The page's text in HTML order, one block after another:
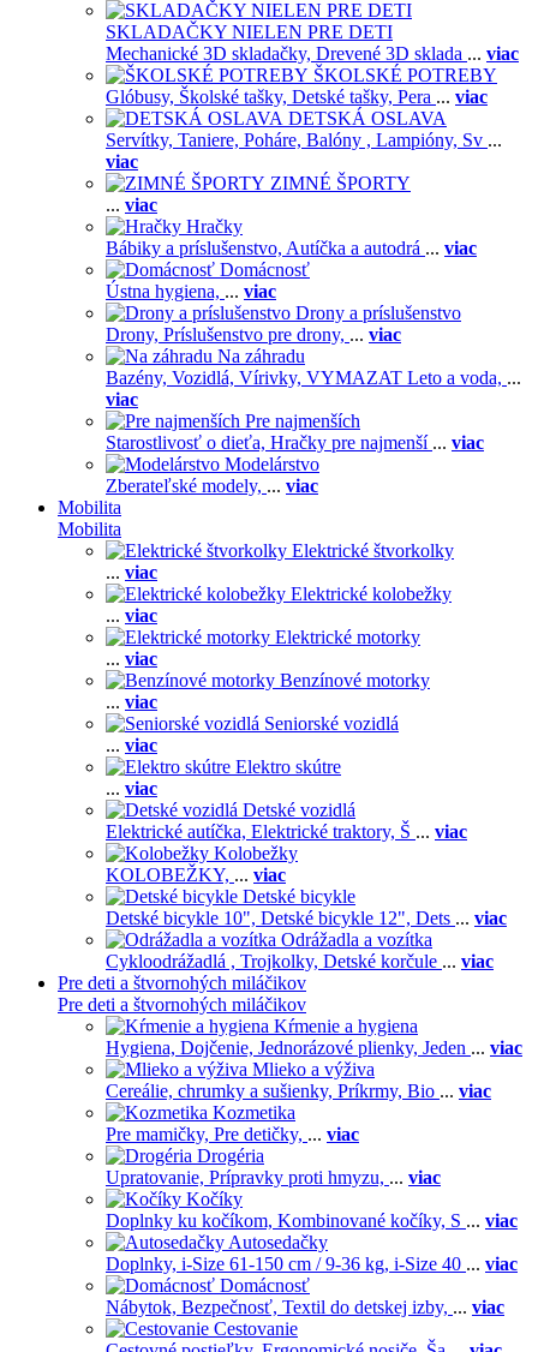
SKLADAČKY NIELEN PRE DETI
Mechanické 3D skladačky, Drevené 3D sklada ... viac
ŠKOLSKÉ POTREBY
Glóbusy, Školské tašky, Detské tašky, Pera ... viac
DETSKÁ OSLAVA
Servítky, Taniere, Poháre, Balóny , Lampióny, Sv ...
viac
ZIMNÉ ŠPORTY
... viac
Hračky
Bábiky a príslušenstvo, Autíčka a autodrá ... viac
Domácnosť
Ústna hygiena, ... viac
Drony a príslušenstvo
Drony, Príslušenstvo pre drony, ... viac
Na záhradu
Bazény, Vozidlá, Vírivky, VYMAZAT Leto a voda, ...
viac
Pre najmenších
Starostlivosť o dieťa, Hračky pre najmenší ... viac
Modelárstvo
Zberateľské modely, ... viac
Mobilita
Mobilita
Elektrické štvorkolky
... viac
Elektrické kolobežky
... viac
Elektrické motorky
... viac
Benzínové motorky
... viac
Seniorské vozidlá
... viac
Elektro skútre
... viac
Detské vozidlá
Elektrické autíčka, Elektrické traktory, Š ... viac
Kolobežky
KOLOBEŽKY, ... viac
Detské bicykle
Detské bicykle 10", Detské bicykle 12", Dets ... viac
Odrážadla a vozítka
Cykloodrážadlá , Trojkolky, Detské korčule ... viac
Pre deti a štvornohých miláčikov
Pre deti a štvornohých miláčikov
Kŕmenie a hygiena
Hygiena, Dojčenie, Jednorázové plienky, Jeden ... viac
Mlieko a výživa
Cereálie, chrumky a sušienky, Príkrmy, Bio ... viac
Kozmetika
Pre mamičky, Pre detičky, ... viac
Drogéria
Upratovanie, Prípravky proti hmyzu, ... viac
Kočíky
Doplnky ku kočíkom, Kombinované kočíky, S ... viac
Autosedačky
Doplnky, i-Size 61-150 cm / 9-36 kg, i-Size 40 ... viac
Domácnosť
Nábytok, Bezpečnosť, Textil do detskej izby, ... viac
Cestovanie